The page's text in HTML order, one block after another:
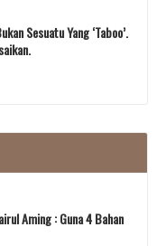
Sesuatu Yang ‘Taboo’.
Aming : Guna 4 Bahan